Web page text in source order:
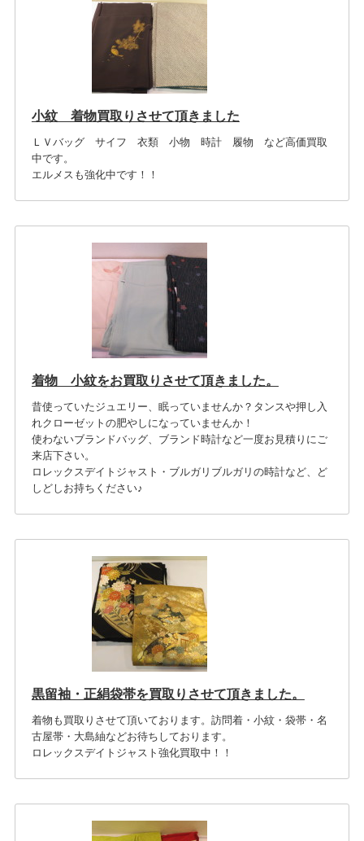
小紋 着物買取りさせて頂きました
ＬＶバッグ サイフ 衣類 小物 時計 履物 など高価買取
中です。
エルメスも強化中です！！
着物 小紋をお買取りさせて頂きました。
昔使っていたジュエリー、眠っていませんか？タンスや押し入
れクローゼットの肥やしになっていませんか！
使わないブランドバッグ、ブランド時計など一度お見積りにご
来店下さい。
ロレックスデイトジャスト・ブルガリブルガリの時計など、ど
しどしお持ちください♪
黒留袖・正絹袋帯を買取りさせて頂きました。
着物も買取りさせて頂いております。訪問着・小紋・袋帯・名
古屋帯・大島紬などお待ちしております。
ロレックスデイトジャスト強化買取中！！